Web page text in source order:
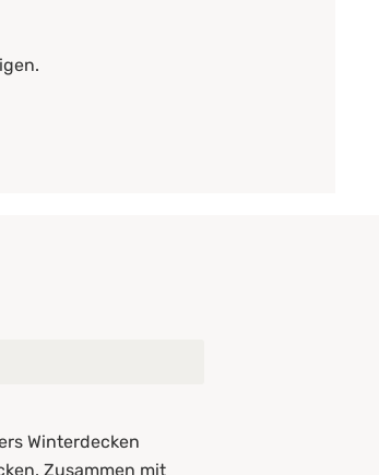
Winterdecken
Zusammen mit